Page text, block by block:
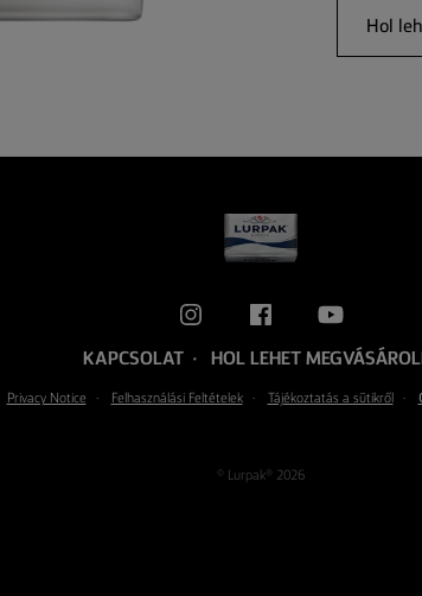
Hol
KAPCSOLAT HOL LEHET
Privacy Notice Felhasználási Feltételek Tájékoztatás a sütikről
© Lurpak® 2026